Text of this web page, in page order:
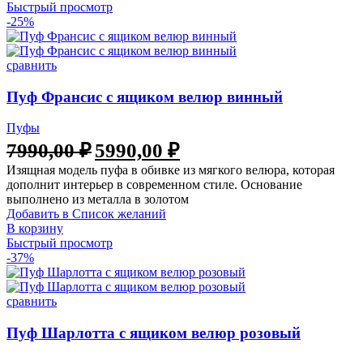
Быстрый просмотр
-25%
сравнить
Пуф Франсис с ящиком велюр винный
Пуфы
7990,00₽5990,00 ₽
Изящная модель пуфа в обивке из мягкого велюра, которая
дополнит интерьер в современном стиле. Основание
выполнено из металла в золотом
Добавить в Список желаний
В корзину
Быстрый просмотр
-37%
сравнить
Пуф Шарлотта с ящиком велюр розовый